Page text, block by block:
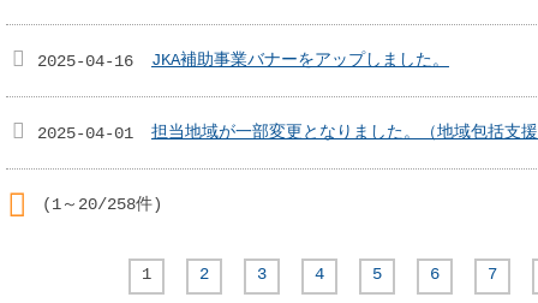
2025-04-16 JKA補助事業バナーをアップしました。
2025-04-01 担当地域が一部変更となりました。（地域包括支
(1～20/258件)
1 2 3 4 5 6 7